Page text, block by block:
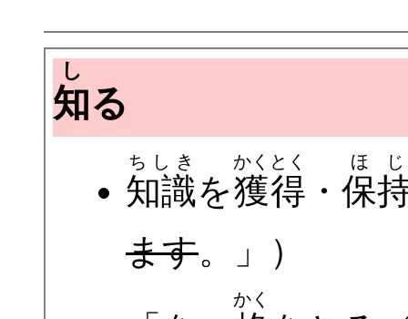
知
し
る
知識
ちしき
を獲得
かくとく
・ 保
ほじ
ます。」）
かく